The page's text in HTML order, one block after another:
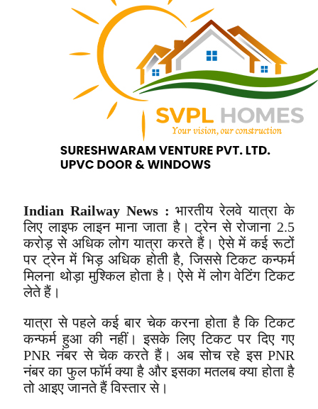
Indian Railway News :भारतीय रेलवे यात्रा के
लिए लाइफ लाइन माना जाता है। ट्रेन से रोजाना 2.5
करोड़ से अधिक लोग यात्रा करते हैं। ऐसे में कई रूटों
पर ट्रेन में भिड़ अधिक होती है, जिससे टिकट कन्फर्म
मिलना थोड़ा मुश्किल होता है। ऐसे में लोग वेटिंग टिकट
लेते हैं।
यात्रा से पहले कई बार चेक करना होता है कि टिकट
कन्फर्म हुआ की नहीं। इसके लिए टिकट पर दिए गए
PNR नंबर से चेक करते हैं। अब सोच रहे इस PNR
नंबर का फुल फॉर्म क्या है और इसका मतलब क्या होता है
तो आइए जानते हैं विस्तार से।